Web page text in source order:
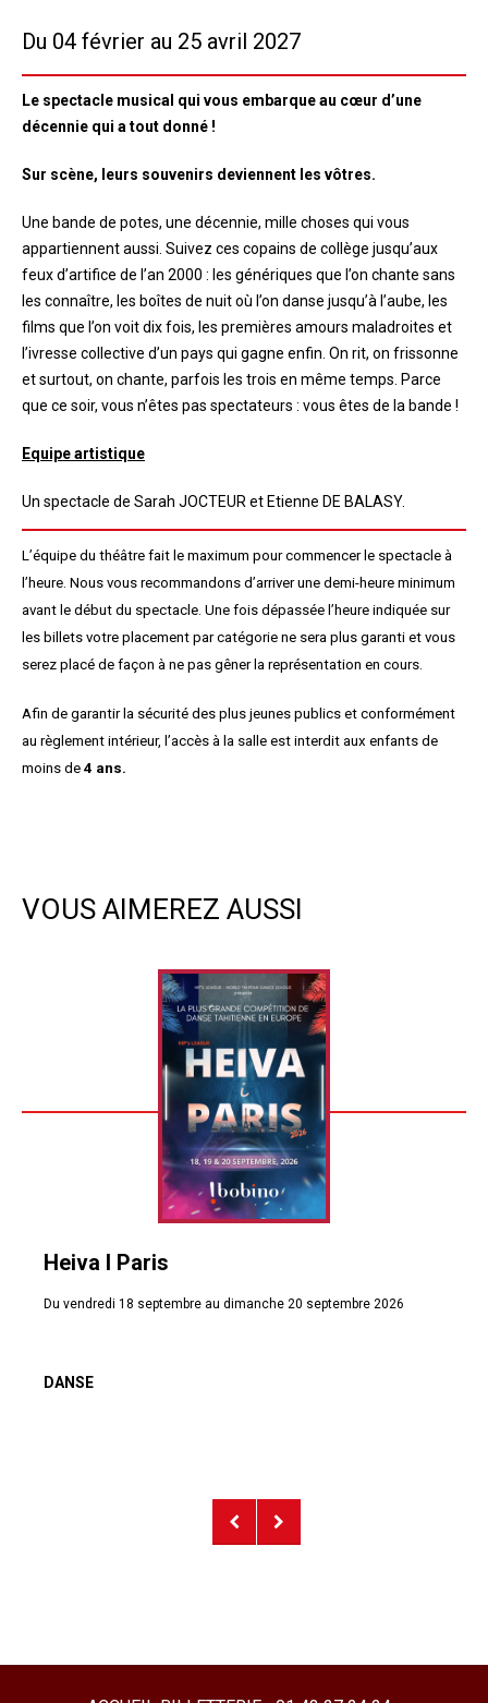
Du 04 février au 25 avril 2027
Le spectacle musical qui vous embarque au cœur d’une
décennie qui a tout donné !
Sur scène, leurs souvenirs deviennent les vôtres.
Une bande de potes, une décennie, mille choses qui vous
appartiennent aussi. Suivez ces copains de collège jusqu’aux
feux d’artifice de l’an 2000 : les génériques que l’on chante sans
les connaître, les boîtes de nuit où l’on danse jusqu’à l’aube, les
films que l’on voit dix fois, les premières amours maladroites et
l’ivresse collective d’un pays qui gagne enfin. On rit, on frissonne
et surtout, on chante, parfois les trois en même temps. Parce
que ce soir, vous n’êtes pas spectateurs : vous êtes de la bande !
Equipe artistique
Un spectacle de Sarah JOCTEUR et Etienne DE BALASY.
L’équipe du théâtre fait le maximum pour commencer le spectacle à
l’heure. Nous vous recommandons d’arriver une demi-heure minimum
avant le début du spectacle. Une fois dépassée l’heure indiquée sur
les billets votre placement par catégorie ne sera plus garanti et vous
serez placé de façon à ne pas gêner la représentation en cours.
Afin de garantir la sécurité des plus jeunes publics et conformément
au règlement intérieur, l’accès à la salle est interdit aux enfants de
moins de 4 ans.
VOUS AIMEREZ AUSSI
Heiva I Paris
Du vendredi 18 septembre au dimanche 20 septembre 2026
DANSE